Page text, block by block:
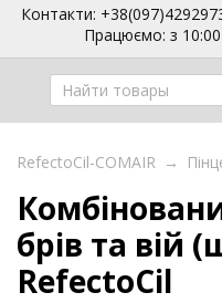
Контакти:
Працюємо: з 10:00
RefectoCil-COMAIR →
брів та вій
RefectoCil